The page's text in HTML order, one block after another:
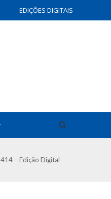
EDIÇÕES DIGITAIS
414 – Edição Digital